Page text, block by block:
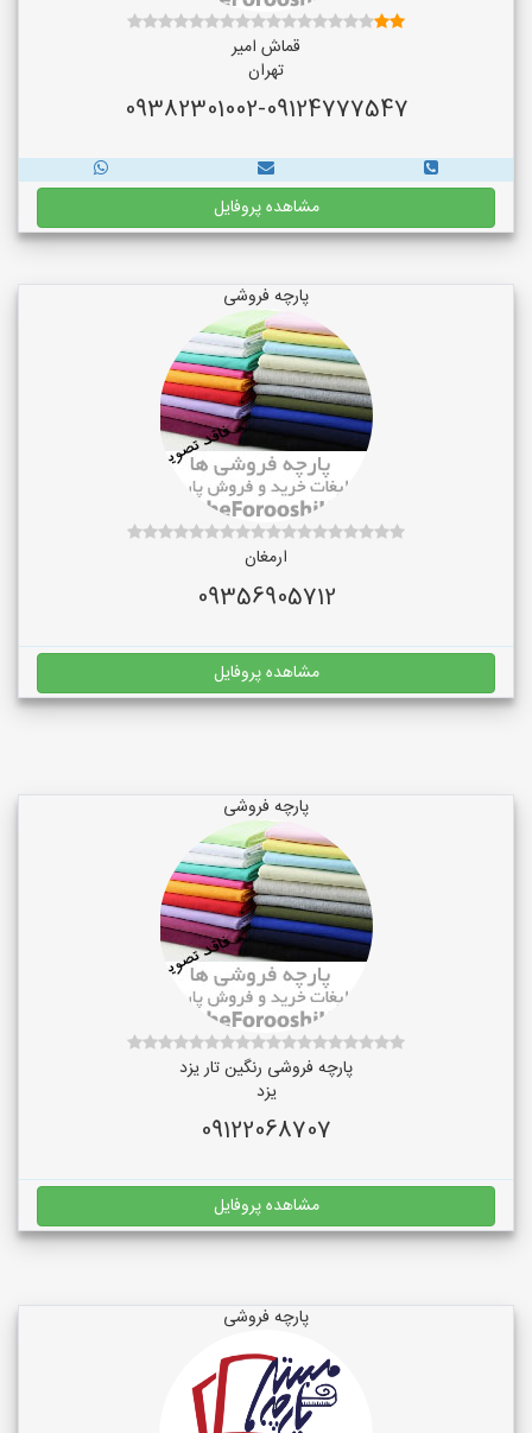
قماش امیر
تهران
09382301002-09124777547
مشاهده پروفایل
پارچه فروشی
ارمغان
09356905712
مشاهده پروفایل
پارچه فروشی
پارچه فروشی رنگین تار یزد
یزد
09122068707
مشاهده پروفایل
پارچه فروشی